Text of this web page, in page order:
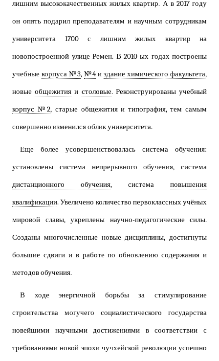
лишним высококачественных жилых квартир. А в 2017 году
он опять подарил преподавателям и научным сотрудникам
университета 1700 с лишним жилых квартир на
новопостроенной улице Ремен. В 2010-ых годах построены
учебные корпуса №3, №4 и здание химического факультета,
новыеобщежития и столовые. Реконструированы учебный
корпус №2, старые общежития и типография, тем самым
совершенно изменился облик университета.
Еще более усовершенствовалась система обучения:
установлены система непрерывного обучения, система
дистанционного обучения, система повышения
квалификации. Увеличено количество первоклассных учёных
мировой славы, укреплены научно-педагогические силы.
Созданы многочисленные новые дисциплины, достигнуты
большие сдвиги и в работе по обновлению содержания и
методов обучения.
В ходе энергичной борьбы за стимулирование
строительства могучего социалистического государства
новейшими научными достижениями в соответствии с
требованиями новой эпохи чучхейской революции успешно